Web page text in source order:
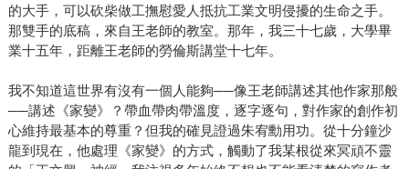
的大手，可以砍柴做工撫慰愛人抵抗工業文明侵擾的生命之手。
那雙手的底稿，來自王老師的教室。那年，我三十七歲，大學畢
業十五年，距離王老師的勞倫斯講堂十七年。
我不知道這世界有沒有一個人能夠──像王老師講述其他作家那般
──講述《家變》？帶血帶肉帶溫度，逐字逐句，對作家的創作初
心維持最基本的尊重？但我的確見證過朱宥勳用功。從十分鐘沙
龍到現在，他處理《家變》的方式，觸動了我某根從來冥頑不靈